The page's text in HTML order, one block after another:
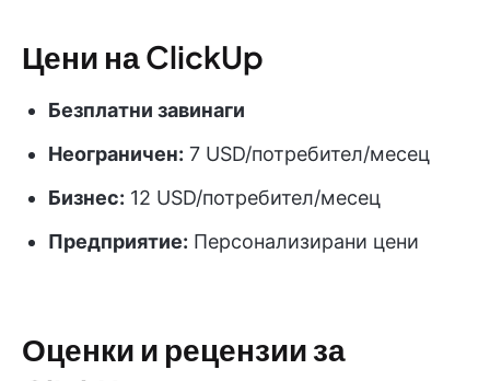
Цени на ClickUp
Безплатни завинаги
Неограничен: 7 USD/потребител/месец
Бизнес: 12 USD/потребител/месец
Предприятие: Персонализирани цени
Оценки и рецензии за